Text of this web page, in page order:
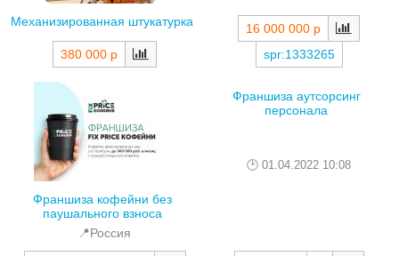
Механизированная штукатурка
380 000 р
16 000 000 р
spr:1333265
Франшиза кофейни без
паушального взноса
📍Россия
Франшиза аутсорсинг
персонала
01.04.2022 10:08